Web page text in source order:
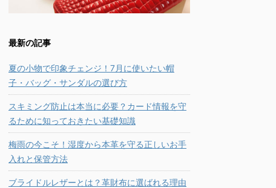
最新の記事
夏の小物で印象チェンジ！7月に使いたい帽
子・バッグ・サンダルの選び方
スキミング防止は本当に必要？カード情報を守
るために知っておきたい基礎知識
梅雨の今こそ！湿度から本革を守る正しいお手
入れと保管方法
ブライドルレザーとは？革財布に選ばれる理由